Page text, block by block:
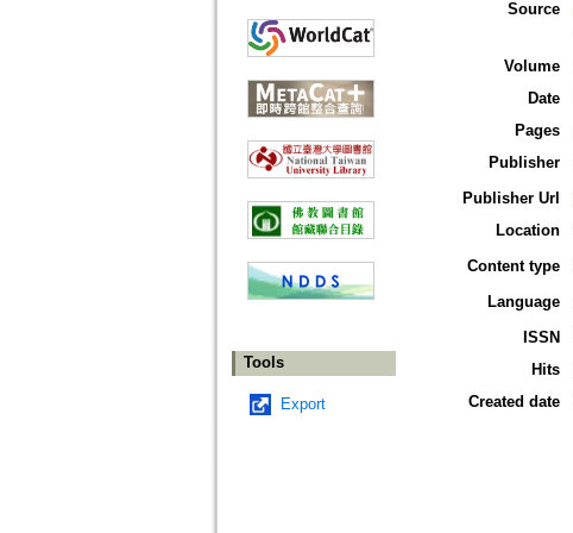
Tools
Export
Source
Volume
Date
Pages
Publisher
Publisher Url
Location
Content type
Language
ISSN
Hits
Created date